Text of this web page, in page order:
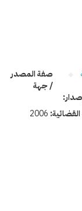
2006
صفة المصدر
/ جهة